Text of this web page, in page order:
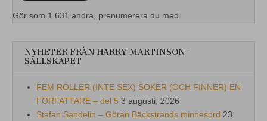
Gör som 1 631 andra, prenumerera du med.
NYHETER FRÅN HARRY MARTINSON-
SÄLLSKAPET
FEM ROLLER (INTE SEX) SÖKER (OCH FINNER) EN
FÖRFATTARE – del 5 3 augusti, 2026
Stefan Sandelin – Göran Bäckstrands minnesord 23